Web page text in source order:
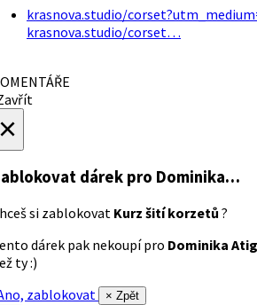
krasnova.studio/
krasnova.studio/corset…
dárek pro Dominika…
si zablokovat Kurz šití korzetů ?
dárek pak nekoupí pro Dominika
ty :)
zablokovat
× Zpět